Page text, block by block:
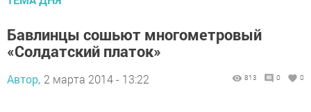
Бавлинцы сошьют многометровый
«Солдатский платок»
Автор, 2 марта 2014 - 13:22 813 0 0